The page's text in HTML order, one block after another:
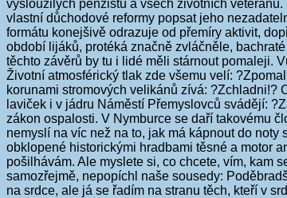
vysloužilých penzistů a všech životních
vlastní důchodové reformy popsat jeho
formátu konejšivě odrazuje od přemíry aktivit,
období lijáků, protéká značně zvláčněle,
těchto závěrů by tu i lidé měli stárnout pomaleji.
Životní atmosférický tlak zde všemu velí:
korunami stromových velikánů zívá: ?Zchladni!?
laviček i v jádru Náměstí Přemyslovců svádějí:
zákon ospalosti. V Nymburce se daří takovému
nemyslí na víc než na to, jak má kápnout do
obklopené historickými hradbami těsné a motor
pošilhávám. Ale myslete si, co chcete, vím, kam
samozřejmě, nepopíchl naše sousedy:
na srdce, ale já se řadím na stranu těch, kteří v